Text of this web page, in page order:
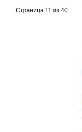
Страница 11 из 40